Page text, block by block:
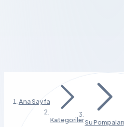
Ana Sayfa
KategorilerSu Pompaları